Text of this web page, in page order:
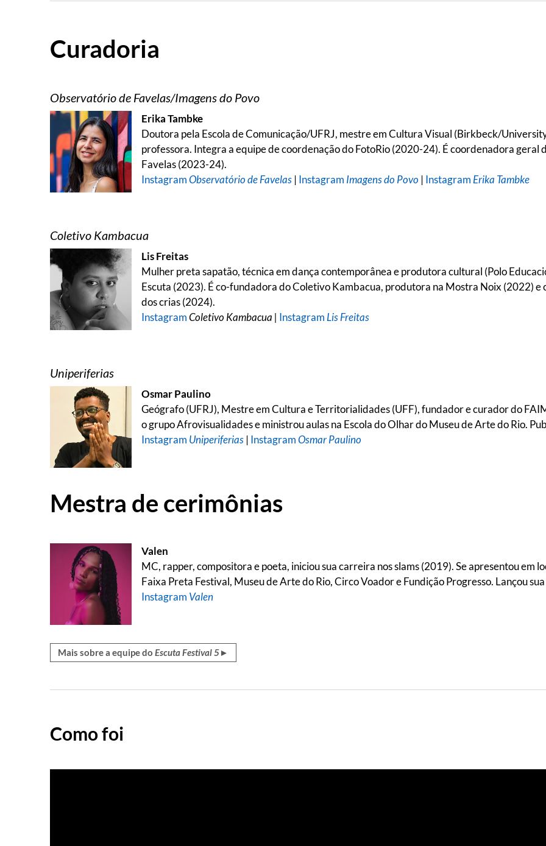
Curadoria
Observatório de Favelas/Imagens do Povo
Erika Tambke
Doutora pela Escola de Comunicação/UFRJ, mestre em Cultura Visual (Birkbeck/
professora. Integra a equipe de coordenação do FotoRio (2020-24). É coordenadora
Favelas (2023-24).
InstagramObservatório de Favelas | Instagram Imagens do Povo | Instagram Erika Tambke
Coletivo Kambacua
Lis Freitas
Mulher preta sapatão, técnica em dança contemporânea e produtora cultural (Polo
Escuta (2023). É co-fundadora do Coletivo Kambacua, produtora na Mostra Noix (2022) e
dos crias (2024).
InstagramColetivo Kambacua | Instagram Lis Freitas
Uniperiferias
Osmar Paulino
Geógrafo (UFRJ), Mestre em Cultura e Territorialidades (UFF), fundador e curador do
o grupo Afrovisualidades e ministrou aulas na Escola do Olhar do Museu de Arte do Rio.
Instagram Uniperiferias | InstagramOsmar Paulino
Mestra de cerimônias
Valen
MC, rapper, compositora e poeta, iniciou sua carreira nos slams (2019). Se apresentou em
Faixa Preta Festival, Museu de Arte do Rio, Circo Voador e Fundição Progresso. Lançou
Instagram Valen
Mais sobre a equipe do Escuta Festival 5►
Como foi